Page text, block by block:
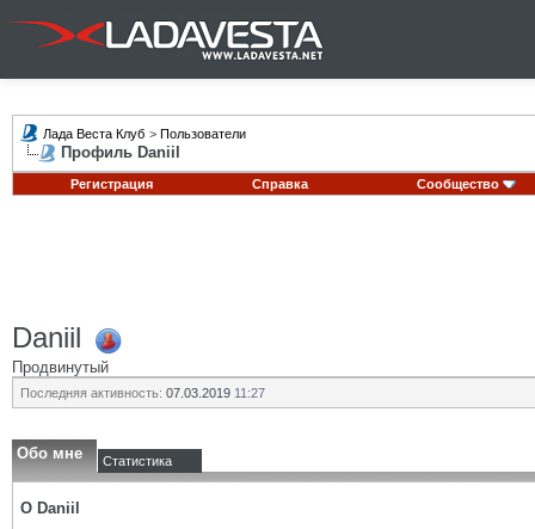
Лада Веста Клуб > Пользователи
Профиль Daniil
Регистрация Справка Сообщество
Daniil
Продвинутый
Последняя активность: 07.03.2019 11:27
Обо мне Статистика
О Daniil